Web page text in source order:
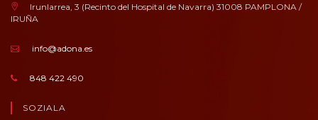
Irunlarrea, 3 (Recinto del Hospital de Navarra) 31008 PAMPLONA /
IRUÑA
info@adona.es
848 422 490
SOZIALA